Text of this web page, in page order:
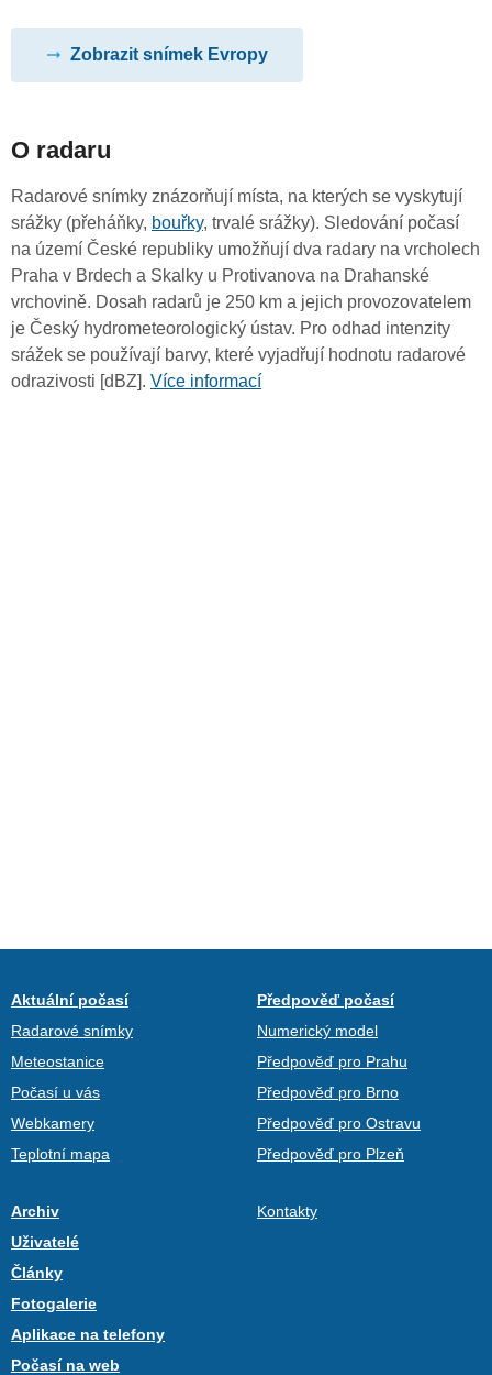
Zobrazit snímek Evropy
O radaru
Radarové snímky znázorňují místa, na kterých se vyskytují
srážky (přeháňky, bouřky, trvalé srážky). Sledování počasí
na území České republiky umožňují dva radary na vrcholech
Praha v Brdech a Skalky u Protivanova na Drahanské
vrchovině. Dosah radarů je 250 km a jejich provozovatelem
je Český hydrometeorologický ústav. Pro odhad intenzity
srážek se používají barvy, které vyjadřují hodnotu radarové
odrazivosti [dBZ]. Více informací
Aktuální počasí
Radarové snímky
Meteostanice
Počasí u vás
Webkamery
Teplotní mapa
Předpověď počasí
Numerický model
Předpověď pro Prahu
Předpověď pro Brno
Předpověď pro Ostravu
Předpověď pro Plzeň
Archiv
Uživatelé
Články
Fotogalerie
Aplikace na telefony
Počasí na web
Kontakty